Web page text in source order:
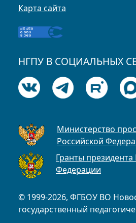
© 1999-2026, ФГБОУ ВО
государственный
Карта сайта
НГПУ В СОЦИАЛЬНЫХ
Министерство
Российской
Гранты президента
Федерации